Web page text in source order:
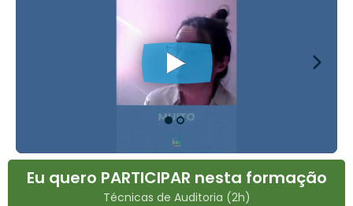
Eu quero PARTICIPAR nesta formação
Técnicas de Auditoria (2h)